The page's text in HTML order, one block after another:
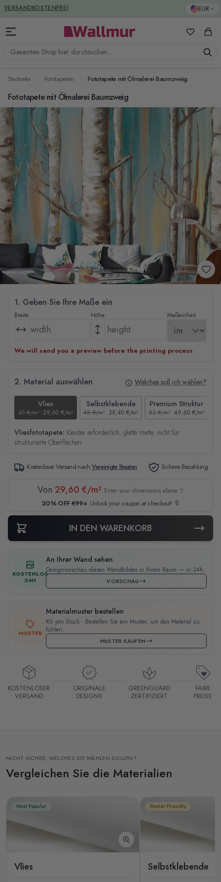
Zum Inhalt springen EUR
Gesamten Shop hier durchsuchen...
Meine
VERSANDKOSTENFREI
GREENGUARD ZERTIFIZIERT
Startseite Fototapeten Fototapete mit Ölmalerei Baumzweig
Fototapete mit Ölmalerei Baumzweig
1. Geben Sie Ihre Maße ein
Breite Höhe Maßeinheit
We will send you a preview before the printing process
2. Material auswählen Welches soll ich wählen?
Vlies
37 €/m² 29,60 €/m²
Selbstklebende
48 €/m² 38,40 €/m²
Premium Struktur
62 €/m² 49,60 €/m²
Vliesfototapete: Kleister erforderlich, glatte matte, nicht für
strukturierte Oberflächen
Kostenloser Versand nachVereinigte Staaten Sichere Bezahlung
Von 29,60 €/m² Enter your dimensions above ↑
20% OFF €99+ Unlock your coupon at checkout! 🔖
IN DEN WARENKORB
KOSTENLOS
24H
An Ihrer Wand sehen
Designvorschau dieses Wandbildes in Ihrem Raum — in 24h.
VORSCHAU
MUSTER
Materialmuster bestellen
€6 pro Stück · Bestellen Sie ein Muster, um das Material zu
fühlen.
MUSTER KAUFEN
KOSTENLOSER
VERSAND
ORIGINALE
DESIGNS
GREENGUARD
ZERTIFIZIERT
FAIRE
PREISE
NICHT SICHER, WELCHES SIE WÄHLEN SOLLEN?
Vergleichen Sie die Materialien
Most Popular
Vlies
Renter Friendly
Selbstklebende